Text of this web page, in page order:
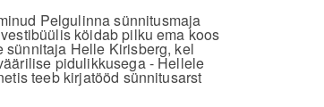
Pelgulinna sünnitusmaja
köidab pilku ema koos
sünnitaja Helle Kirisberg, kel
pidulikkusega - Hellele
teeb kirjatööd sünnitusarst